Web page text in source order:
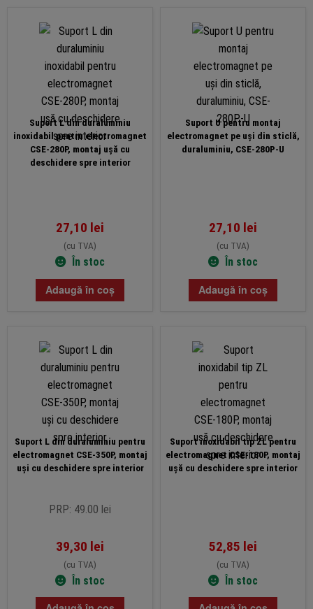
Suport L din duraluminiu
inoxidabil pentru electromagnet
CSE-280P, montaj ușă cu
deschidere spre interior
27,10 lei
(cu TVA)
În stoc
Adaugă în coș
Suport U pentru montaj
electromagnet pe uși din sticlă,
duraluminiu, CSE-280P-U
27,10 lei
(cu TVA)
În stoc
Adaugă în coș
Suport L din duraluminiu pentru
electromagnet CSE-350P, montaj
uși cu deschidere spre interior
PRP: 49.00 lei
39,30 lei
(cu TVA)
În stoc
Suport inoxidabil tip ZL pentru
electromagnet CSE-180P, montaj
ușă cu deschidere spre interior
52,85 lei
(cu TVA)
În stoc